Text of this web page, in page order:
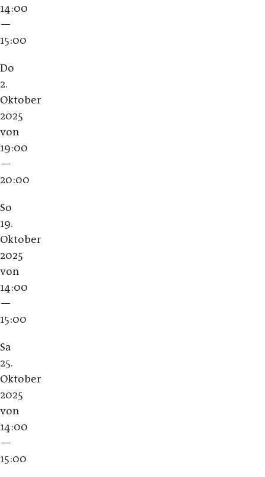
14:00
—
15:00
Do
2.
Oktober
2025
von
19:00
—
20:00
So
19.
Oktober
2025
von
14:00
—
15:00
Sa
25.
Oktober
2025
von
14:00
—
15:00